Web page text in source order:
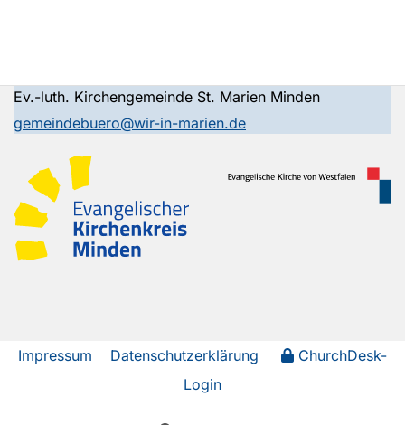
Ev.-luth. Kirchengemeinde St. Marien Minden
gemeindebuero@wir-in-marien.de
Impressum Datenschutzerklärung
ChurchDesk-
Login